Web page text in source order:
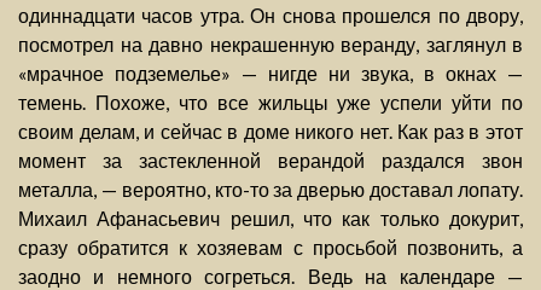
одиннадцати часов утра. Он снова прошелся по двору,
посмотрел на давно некрашенную веранду, заглянул в
«мрачное подземелье» — нигде ни звука, в окнах —
темень. Похоже, что все жильцы уже успели уйти по
своим делам, и сейчас в доме никого нет. Как раз в этот
момент за застекленной верандой раздался звон
металла, — вероятно, кто-то за дверью доставал лопату.
Михаил Афанасьевич решил, что как только докурит,
сразу обратится к хозяевам с просьбой позвонить, а
заодно и немного согреться. Ведь на календаре —